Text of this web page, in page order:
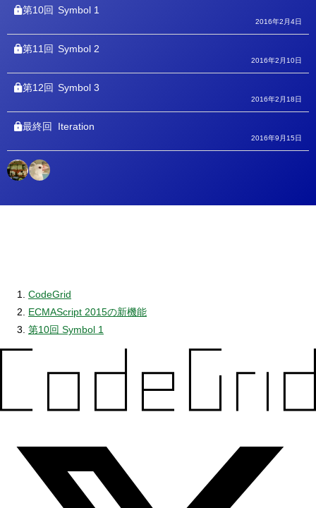
第10回 Symbol 1
2016年2月4日
第11回 Symbol 2
2016年2月10日
第12回 Symbol 3
2016年2月18日
最終回 Iteration
2016年9月15日
CodeGrid
ECMAScript 2015の新機能
第10回 Symbol 1